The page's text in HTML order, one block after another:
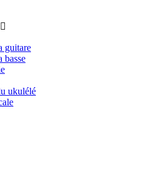

guitare
basse
ukulélé